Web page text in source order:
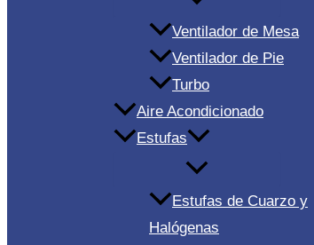
Ventilador de Mesa
Ventilador de Pie
Turbo
Aire Acondicionado
Estufas
Estufas de Cuarzo y
Halógenas